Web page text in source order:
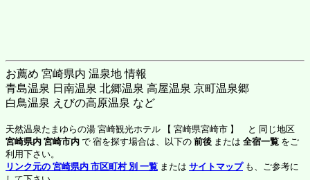
お薦め 宮崎県内 温泉地 情報
青島温泉 日南温泉 北郷温泉 高屋温泉 京町温泉郷
白鳥温泉 えびの高原温泉 など
天然温泉たまゆらの湯 宮崎観光ホテル 【 宮崎県宮崎市 】 と 同じ地区
宮崎県内 宮崎市内 で 宿を探す場合は、以下の 前後 または 全宿一覧 をご
利用下さい。
リンク元の 宮崎県内 市区町村 別 一覧 または サイトマップも、ご参考に